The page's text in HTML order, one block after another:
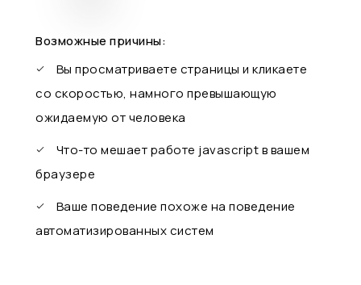
Возможные причины:
Вы просматриваете страницы и кликаете
со скоростью, намного превышающую
ожидаемую от человека
Что-то мешает работе javascript в вашем
браузере
Ваше поведение похоже на поведение
автоматизированных систем